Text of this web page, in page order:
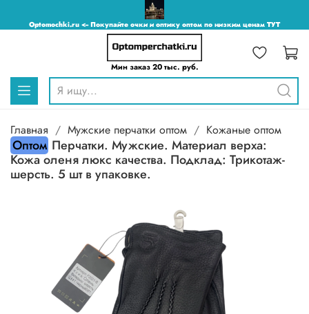
Optomochki.ru <-- Покупайте очки и оптику оптом по низким ценам ТУТ
Мин заказ 20 тыс. руб.
Главная Мужские перчатки оптом Кожаные оптом
Оптом Перчатки. Мужские. Материал верха:
Кожа оленя люкс качества. Подклад: Трикотаж-
шерсть. 5 шт в упаковке.